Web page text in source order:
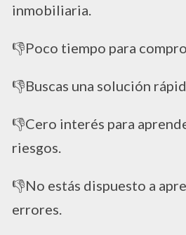
inmobiliaria.
👎Poco tiempo para
👎Buscas una solución
👎Cero interés para
riesgos.
👎No estás dispuesto a
errores.